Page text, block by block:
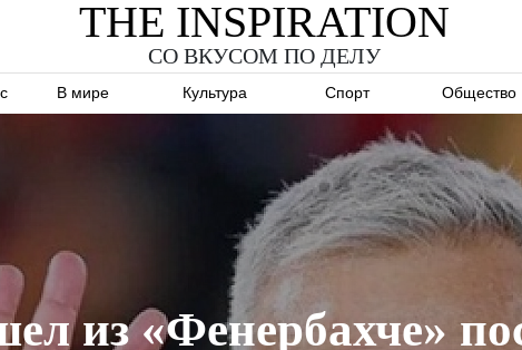
THE INSPIRATION
СО ВКУСОМ ПО ДЕЛУ
В мире Культура Спорт Общество
из «Фенербахче»